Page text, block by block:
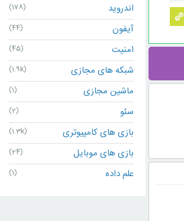
اندروید (178)
آیفون (44)
امنیت (45)
شبکه های مجازی (1.9k)
ماشین مجازی (1)
سئو (2)
بازی های کامپیوتری (1.3k)
بازی های موبایل (24)
علم داده (1)